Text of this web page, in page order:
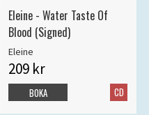
Eleine - Water Taste Of
Blood (Signed)
Eleine
209 kr
CD
BOKA